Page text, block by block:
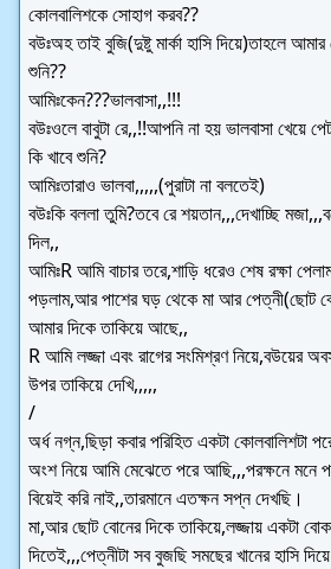
কোলবালিশকে সোহাগ করব??
বউঃঅহ তাই বুজি(দুষ্টু মার্কা হাসি দিয়ে)তাহলে আমার
শুনি??
আমিঃকেন???ভালবাসা,,!!!
বউঃওলে বাবুটা রে,,!!আপনি না হয় ভালবাসা খেয়ে
কি খাবে শুনি?
আমিঃতারাও ভালবা,,,,,(পুরাটা না বলতেই)
বউঃকি বললা তুমি?তবে রে শয়তান,,,দেখাচ্ছি
দিল,,
আমিঃR আমি বাচার তরে,শাড়ি ধরেও শেষ রক্ষা
পড়লাম,আর পাশের ঘড় থেকে মা আর পেত্নী(ছোট
আমার দিকে তাকিয়ে আছে,,
R আমি লজ্জা এবং রাগের সংমিশ্রণ নিয়ে,বউয়ের
উপর তাকিয়ে দেখি,,,,,
/
অর্ধ নগ্ন,ছিড়া কবার পরিহিত একটা কোলবালিশটা
অংশ নিয়ে আমি মেঝেতে পরে আছি,,,পরক্ষনে মনে
বিয়েই করি নাই,,তারমানে এতক্ষন সপ্ন দেখছি।
মা,আর ছোট বোনের দিকে তাকিয়ে,লজ্জায় একটা
দিতেই,,,পেত্নীটা সব বুজছি সমছের খানের হাসি